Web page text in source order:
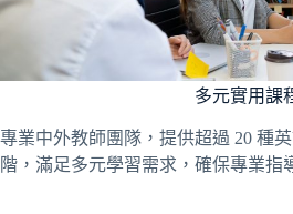
多元實用課
專業中外教師團隊，提供超過 20 種
階，滿足多元學習需求，確保專業指